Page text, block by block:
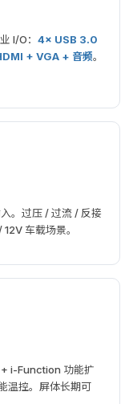
I/O： 4× USB 3.0
+ VGA + 音频。
。过压 / 过流 / 反接
车载场景。
i-Function 功能扩
温控。屏体长期可